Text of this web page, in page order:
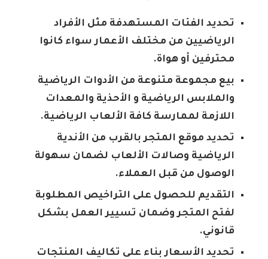
تحديد الفئات المستهدفة مثل الأفراد
الرياضيين من مختلف الأعمار سواء كانوا
محترفين أو هواة.
بيع مجموعة متنوعة من الأدوات الرياضية
والملابس الرياضية و الأحذية والمعدات
اللازمة لممارسة كافة الألعاب الرياضية.
تحديد موقع المتجر بالقرب من الأندية
الرياضية وصالات الألعاب لضمان سهولة
الوصول من قبل العملاء.
التقديم للحصول على التراخيص المطلوبة
لفتح المتجر وضمان تسيير العمل بشكل
قانوني.
تحديد الأسعار بناء على تكاليف المنتجات